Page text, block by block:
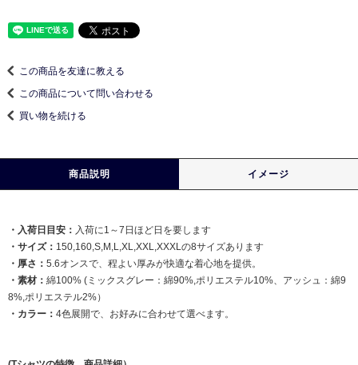
この商品を友達に教える
この商品について問い合わせる
買い物を続ける
商品説明 イメージ
・入荷日目安： 入荷に1～7日ほど日を要します
・サイズ： 150,160,S,M,L,XL,XXL,XXXLの8サイズあります
・厚さ： 5.6オンスで、程よい厚みが快適な着心地を提供。
・素材： 綿100% (ミックスグレー：綿90%,ポリエステル10%、アッシュ：綿9
8%,ポリエステル2%）
・カラー： 4色展開で、お好みに合わせて選べます。